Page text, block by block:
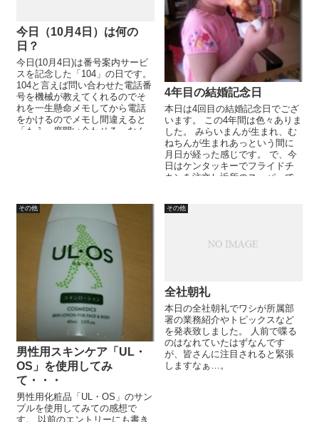
今日（10月4日）は何の
日？
今日(10月4日)は番号案内サービ
スを記念した「104」の日です。
104と言えば問い合わせた電話番
号を機械が教えてくれるのでそ
れを一生懸命メモしてから電話
をかけるのでメモし間違えると
「もう一度問い合わせる」なん
4年目の結婚記念日
本日は4回目の結婚記念日でござ
います。 この4年間は色々ありま
した。 みらいまんが生まれ、む
ねちんが生まれあっという間に
月日が経った感じです。 で、今
日はケンタッキーでフライドチ
キンを注文し近所のスーパーで
その他
男性用スキンケア「UL・
OS」を使用してみ
て・・・
男性用化粧品「UL・OS」のサン
プルを使用してみての感想で
す。 以前のエントリーにも書き
その他
全社朝礼
本日の全社朝礼でワシが所属部
署の業務紹介やトピックスなど
を発表致しました。 人前で喋る
のはなれていたはずなんです
が、皆さんに注目されると緊張
しますなぁ…。